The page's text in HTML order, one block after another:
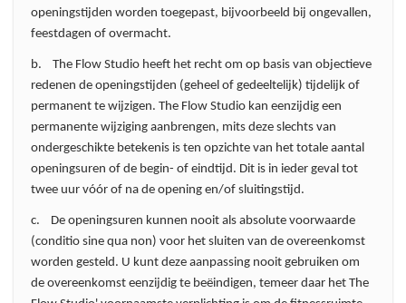
openingstijden worden toegepast, bijvoorbeeld bij ongevallen,
feestdagen of overmacht.
b. The Flow Studio heeft het recht om op basis van objectieve
redenen de openingstijden (geheel of gedeeltelijk) tijdelijk of
permanent te wijzigen. The Flow Studio kan eenzijdig een
permanente wijziging aanbrengen, mits deze slechts van
ondergeschikte betekenis is ten opzichte van het totale aantal
openingsuren of de begin- of eindtijd. Dit is in ieder geval tot
twee uur vóór of na de opening en/of sluitingstijd.
c. De openingsuren kunnen nooit als absolute voorwaarde
(conditio sine qua non) voor het sluiten van de overeenkomst
worden gesteld. U kunt deze aanpassing nooit gebruiken om
de overeenkomst eenzijdig te beëindigen, temeer daar het The